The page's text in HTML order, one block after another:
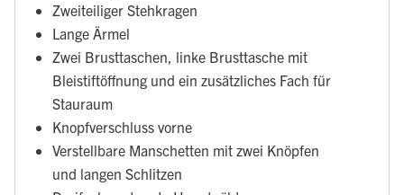
Zweiteiliger Stehkragen
Lange Ärmel
Zwei Brusttaschen, linke Brusttasche mit
Bleistiftöffnung und ein zusätzliches Fach für
Stauraum
Knopfverschluss vorne
Verstellbare Manschetten mit zwei Knöpfen
und langen Schlitzen